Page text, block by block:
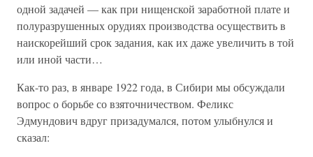
одной задачей — как при нищенской заработной плате и
полуразрушенных орудиях производства осуществить в
наискорейший срок задания, как их даже увеличить в той
или иной части…
Как-то раз, в январе 1922 года, в Сибири мы обсуждали
вопрос о борьбе со взяточничеством. Феликс
Эдмундович вдруг призадумался, потом улыбнулся и
сказал: